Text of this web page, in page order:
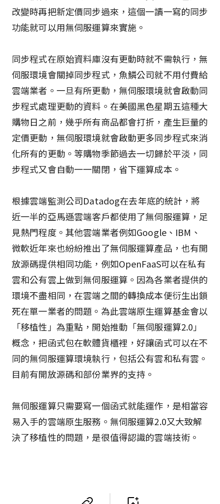
改變時再把新定價同步過來，這個一讀一寫的同步
功能就可以用無伺服運算來實施。
同步程式在原始資料庫沒有更動時就不需執行，無
伺服環境會關掉同步程式，魚鱗公司就不用付費給
雲端業者。一旦有所更動，無伺服環境就會啟動同
步程式處理更動的資料。在美國黑色星期五這種大
購物日之前，幾乎所有商品都會打折，產生巨量的
定價更動，無伺服環境就會啟動更多同步程式來消
化所有的更動。等購物季節過去一切歸於平淡，同
步程式又會自動一一關閉，省下運算成本。
根據雲端監測公司Datadog在去年底的統計，將
近一半的亞馬遜雲端客戶都使用了無伺服運算，足
見熱門程度。其他雲端業者例如Google、IBM、
微軟近年來也紛紛推出了無伺服運算產品，也有開
放源碼提供相同功能，例如OpenFaaS可以在私有
雲和公有雲上做到無伺服運算。因為各業者提供的
環境不盡相同，在雲端之間的轉換成本便衍生出鎖
死在單一業者的問題。為此雲端原生運算基金會以
「移植性」為重點，開始推動「無伺服運算2.0」
概念，把函式包在軟體貨櫃裡，好讓函式可以在不
同的無伺服運算環境執行，包括公有雲和私有雲。
目前有開放源碼和部份業界的支持。
無伺服運算只需要寫一個函式就能運作，是相當容
易入手的雲端原生服務。無伺服運算2.0又大致解
決了移植性的問題，是很值得認識的雲端技術。